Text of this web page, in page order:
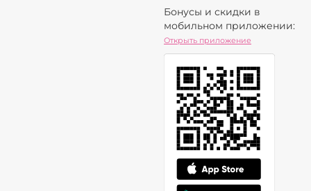
Бонусы и скидки в
мобильном приложении:
Открыть приложение